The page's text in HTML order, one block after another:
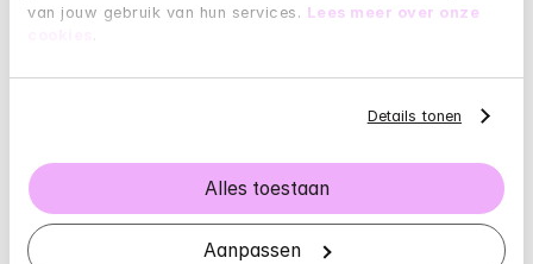
van jouw gebruik van hun services. Lees meer over onze
Details tonen
Alles toestaan
Aanpassen
De mentale symptomen kenmerken een aanval van
Waardoor wordt een paniekstoornis
Een paniekaanval komt voor zonder duidelijke
redenen van gevaar. Paniekaanvallen kunnen een
symptoom zijn van verschillende ziekten en